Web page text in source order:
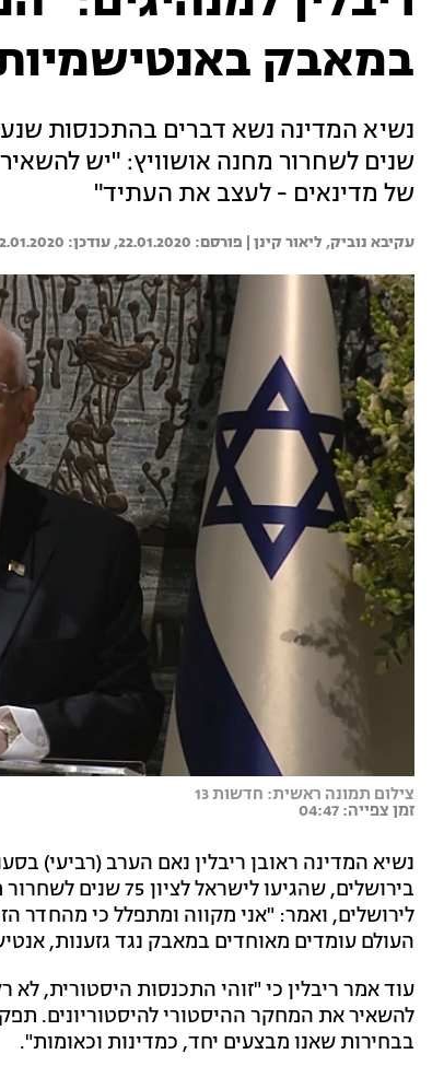
במאבק
שנים לשחרור מחנה אושוויץ: "יש
של מדינאים - לעצב את העתיד"
עקיבא נוביק, ליאור קינן | 22.01.2020
צילום תמונה ראשית: חדשות 13
זמן צפייה: 04:47
נשיא המדינה ראובן ריבלין נאם הערב (רביעי)
בירושלים, שהגיעו
לירושלים, ואמר: "אני מקווה ומתפלל כי מהחדר
העולם עומדים מאוחדים במאבק נגד גזענות,
עוד אמר ריבלין כי "זוהי התכנסות היסטורית,
להשאיר את המחקר ההיסטורי להיסטוריונים.
בבחירות שאנו מבצעים יחד, כמדינות וכאומות".